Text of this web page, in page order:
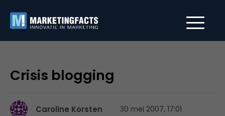
Crisis blogging
Caroline Korsten 30 mei 2007, 17:01